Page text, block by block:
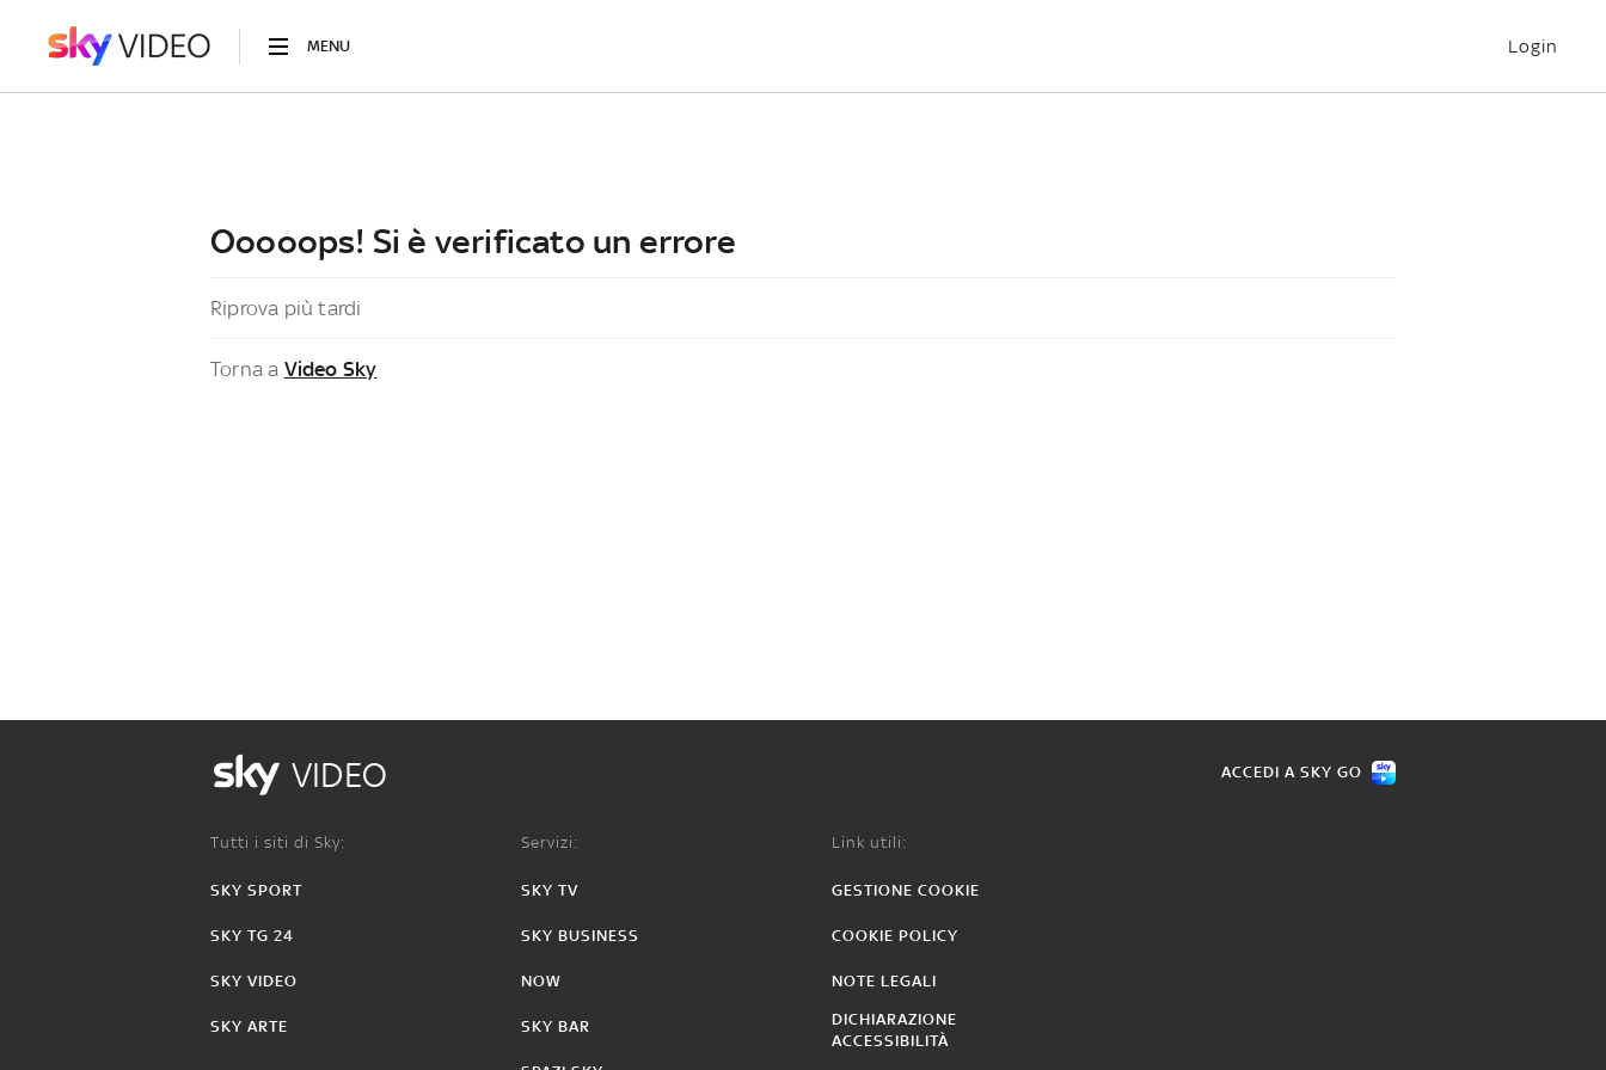
MENU Login
Ooooops! Si è verificato un errore
Riprova più tardi
Torna a Video Sky
VIDEO ACCEDI A SKY GO
Tutti i siti di Sky:
SKY SPORT
SKY TG 24
SKY VIDEO
SKY ARTE
Servizi:
SKY TV
SKY BUSINESS
NOW
SKY BAR
Link utili:
GESTIONE COOKIE
COOKIE POLICY
NOTE LEGALI
DICHIARAZIONE
ACCESSIBILITÀ